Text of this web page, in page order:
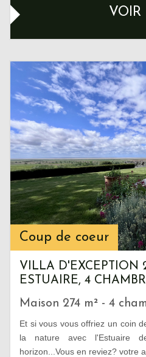
VOIR
Coup de coeur
VILLA D'EXCEPTION
ESTUAIRE, 4
Maison 274 m² - 4
Et si vous vous offriez un coin
la nature avec l'Estuaire
horizon...Vous en reviez? votre